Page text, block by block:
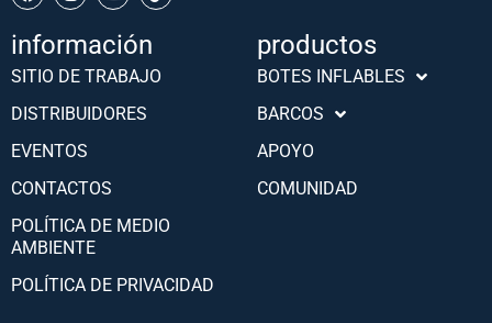
información
SITIO DE TRABAJO
DISTRIBUIDORES
EVENTOS
CONTACTOS
POLÍTICA DE MEDIO
AMBIENTE
POLÍTICA DE PRIVACIDAD
productos
BOTES INFLABLES
BARCOS
APOYO
COMUNIDAD
Türkçe
Hrvatski
Slovenščina
Português (AO90)